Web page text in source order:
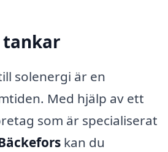
tankar
solenergi är en
Med hjälp av ett
som är specialiserat
kan du